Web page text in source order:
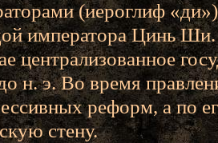
(иероглиф
императора Цинь Ши.
централизованное
н. э. Во время
реформ, а по
стену.